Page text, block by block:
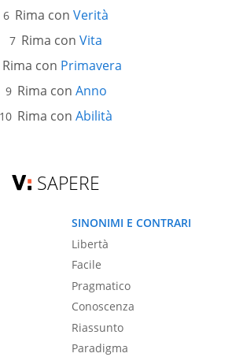
Rima con Verità
Rima con Vita
Rima con Primavera
Rima con Anno
Rima con Abilità
SAPERE
SINONIMI E CONTRARI
Libertà
Facile
Pragmatico
Conoscenza
Riassunto
Paradigma